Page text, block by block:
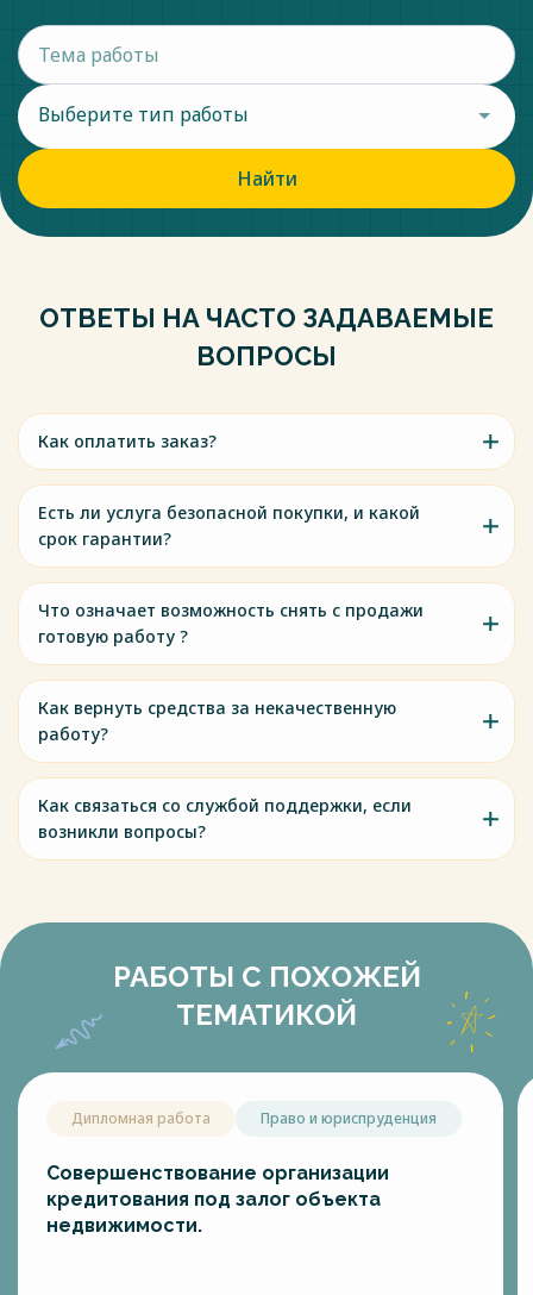
Выберите тип работы
Найти
ОТВЕТЫ НА ЧАСТО ЗАДАВАЕМЫЕ
ВОПРОСЫ
Как оплатить заказ?
Есть ли услуга безопасной покупки, и какой
срок гарантии?
Что означает возможность снять с продажи
готовую работу ?
Как вернуть средства за некачественную
работу?
Как связаться со службой поддержки, если
возникли вопросы?
РАБОТЫ С ПОХОЖЕЙ
ТЕМАТИКОЙ
Дипломная работа Право и юриспруденция
Совершенствование организации
кредитования под залог объекта
недвижимости.